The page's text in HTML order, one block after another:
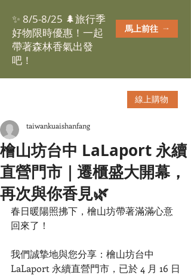
線上購物
✨ 8/5-8/25 🌲旅行季
好物限時優惠！一起
帶著森林香氣出發
吧！
馬上前往
檜山坊台中 LaLaport 永續
直營門市｜遷櫃盛大開幕，
再次與你香見🌿
taiwankuaishanfang
春日暖陽照拂下，檜山坊帶著滿滿心意
回來了！
我們誠摯地與您分享：檜山坊台中
LaLaport 永續直營門市，已於 4 月 16 日